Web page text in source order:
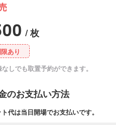
/ 枚
あり
しでも取置予約ができます。
のお支払い方法
代は当日開場でお支払いです。